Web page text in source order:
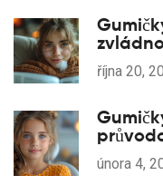
října 20,
února 4,